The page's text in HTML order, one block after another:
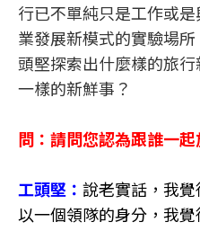
行已不單純只是工作或
業發展新模式的實驗場
頭堅探索出什麼樣的旅
一樣的新鮮事？
問：請問您認為跟誰一起
工頭堅： 說老實話，我
以一個領隊的身分，我